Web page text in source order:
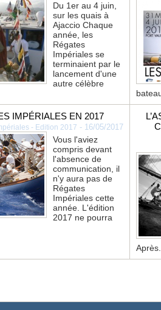
Du 1er au 4 juin,
sur les quais à
Ajaccio Chaque
année, les
Régates
Impériales se
terminaient par le
lancement d'une
autre célèbre
IMPÉRIALES EN 2017
- Edition 2017 - 16/05/2017
Vous l'aviez
compris devant
l'absence de
communication, il
n'y aura pas de
Régates
Impériales cette
année. L'édition
2017 ne pourra